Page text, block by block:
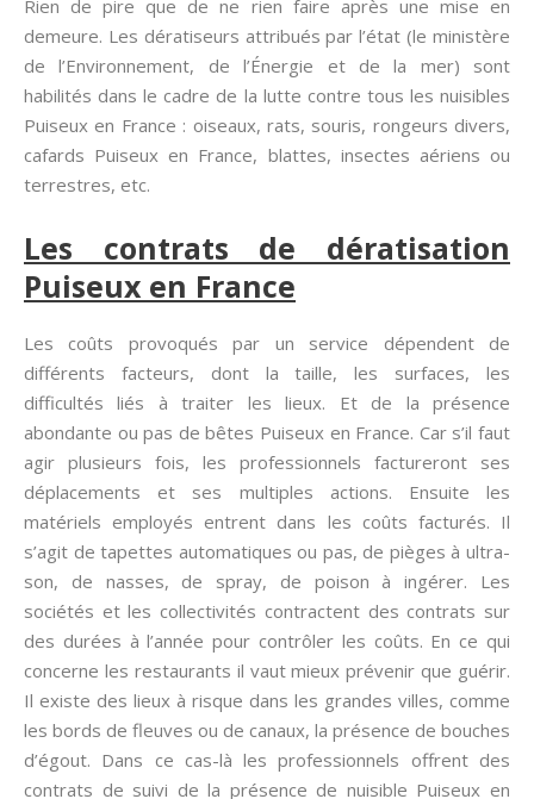
Rien de pire que de ne rien faire après une mise en
demeure. Les dératiseurs attribués par l’état (le ministère
de l’Environnement, de l’Énergie et de la mer) sont
habilités dans le cadre de la lutte contre tous les nuisibles
Puiseux en France : oiseaux, rats, souris, rongeurs divers,
cafards Puiseux en France, blattes, insectes aériens ou
terrestres, etc.
Les contrats de dératisation
Puiseux en France
Les coûts provoqués par un service dépendent de
différents facteurs, dont la taille, les surfaces, les
difficultés liés à traiter les lieux. Et de la présence
abondante ou pas de bêtes Puiseux en France. Car s’il faut
agir plusieurs fois, les professionnels factureront ses
déplacements et ses multiples actions. Ensuite les
matériels employés entrent dans les coûts facturés. Il
s’agit de tapettes automatiques ou pas, de pièges à ultra-
son, de nasses, de spray, de poison à ingérer. Les
sociétés et les collectivités contractent des contrats sur
des durées à l’année pour contrôler les coûts. En ce qui
concerne les restaurants il vaut mieux prévenir que guérir.
Il existe des lieux à risque dans les grandes villes, comme
les bords de fleuves ou de canaux, la présence de bouches
d’égout. Dans ce cas-là les professionnels offrent des
contrats de suivi de la présence de nuisible Puiseux en